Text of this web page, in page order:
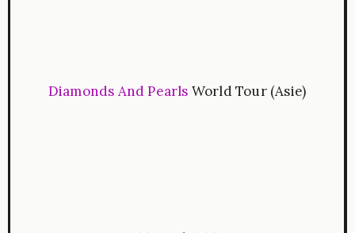
Diamonds And Pearls World Tour (Asie)